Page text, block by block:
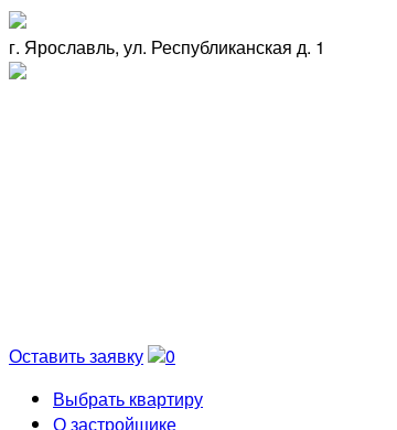
г. Ярославль, ул. Республиканская д. 1
Оставить заявку
0
Выбрать квартиру
О застройщике